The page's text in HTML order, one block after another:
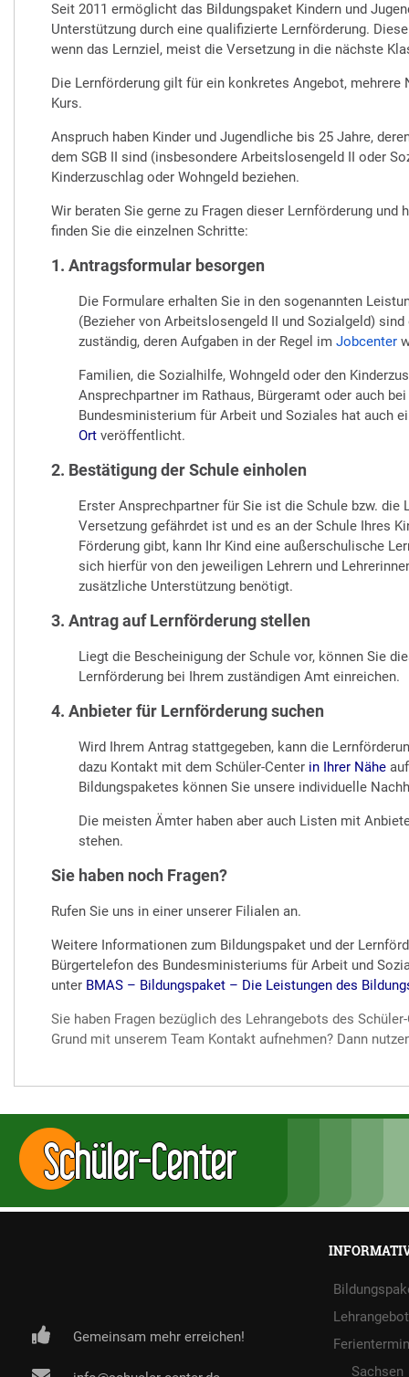
Seit 2011 ermöglicht das Bildungspaket Kindern und
Unterstützung durch eine qualifizierte Lernförderung.
wenn das Lernziel, meist die Versetzung in die nächste
Die Lernförderung gilt für ein konkretes Angebot, mehrere
Kurs.
Anspruch haben Kinder und Jugendliche bis 25 Jahre,
dem SGB II sind (insbesondere Arbeitslosengeld II oder
Kinderzuschlag oder Wohngeld beziehen.
Wir beraten Sie gerne zu Fragen dieser Lernförderung und
finden Sie die einzelnen Schritte:
1. Antragsformular besorgen
Die Formulare erhalten Sie in den sogenannten
(Bezieher von Arbeitslosengeld II und Sozialgeld)
zuständig, deren Aufgaben in der Regel im Jobcenter
Familien, die Sozialhilfe, Wohngeld oder den
Ansprechpartner im Rathaus, Bürgeramt oder auch
Bundesministerium für Arbeit und Soziales hat auch
Ort veröffentlicht.
2. Bestätigung der Schule einholen
Erster Ansprechpartner für Sie ist die Schule bzw. die
Versetzung gefährdet ist und es an der Schule Ihres
Förderung gibt, kann Ihr Kind eine außerschulische
sich hierfür von den jeweiligen Lehrern und
zusätzliche Unterstützung benötigt.
3. Antrag auf Lernförderung stellen
Liegt die Bescheinigung der Schule vor, können Sie
Lernförderung bei Ihrem zuständigen Amt einreichen.
4. Anbieter für Lernförderung suchen
Wird Ihrem Antrag stattgegeben, kann die
dazu Kontakt mit dem Schüler-Center in Ihrer Nähe
Bildungspaketes können Sie unsere individuelle
Die meisten Ämter haben aber auch Listen mit
stehen.
Sie haben noch Fragen?
Rufen Sie uns in einer unserer Filialen an.
Weitere Informationen zum Bildungspaket und der
Bürgertelefon des Bundesministeriums für Arbeit und
unter BMAS – Bildungspaket – Die Leistungen des
Sie haben Fragen bezüglich des Lehrangebots des
Grund mit unserem Team Kontakt aufnehmen? Dann
Schüler-Center
Gemeinsam mehr erreichen!
Lehrangebot
Sachsen